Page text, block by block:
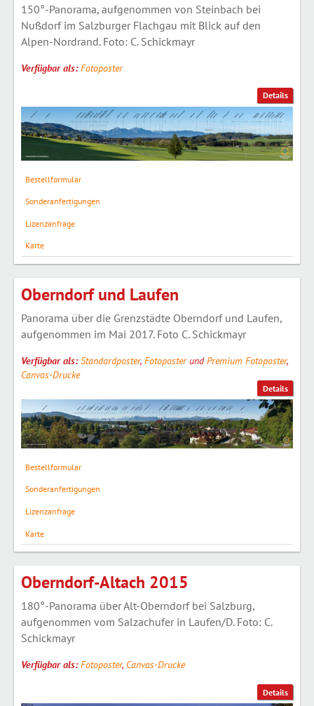
Details
150°-Panorama, aufgenommen von Steinbach bei
Nußdorf im Salzburger Flachgau mit Blick auf den
Alpen-Nordrand. Foto: C. Schickmayr
Verfügbar als:Fotoposter
Bestellformular
Sonderanfertigungen
Lizenzanfrage
Karte
Details
Oberndorf und Laufen
Panorama über die Grenzstädte Oberndorf und Laufen,
aufgenommen im Mai 2017. Foto C. Schickmayr
Verfügbar als:Standardposter, FotoposterundPremium Fotoposter,
Canvas-Drucke
Bestellformular
Sonderanfertigungen
Lizenzanfrage
Karte
Details
Oberndorf-Altach 2015
180°-Panorama über Alt-Oberndorf bei Salzburg,
aufgenommen vom Salzachufer in Laufen/D. Foto: C.
Schickmayr
Verfügbar als:Fotoposter, Canvas-Drucke